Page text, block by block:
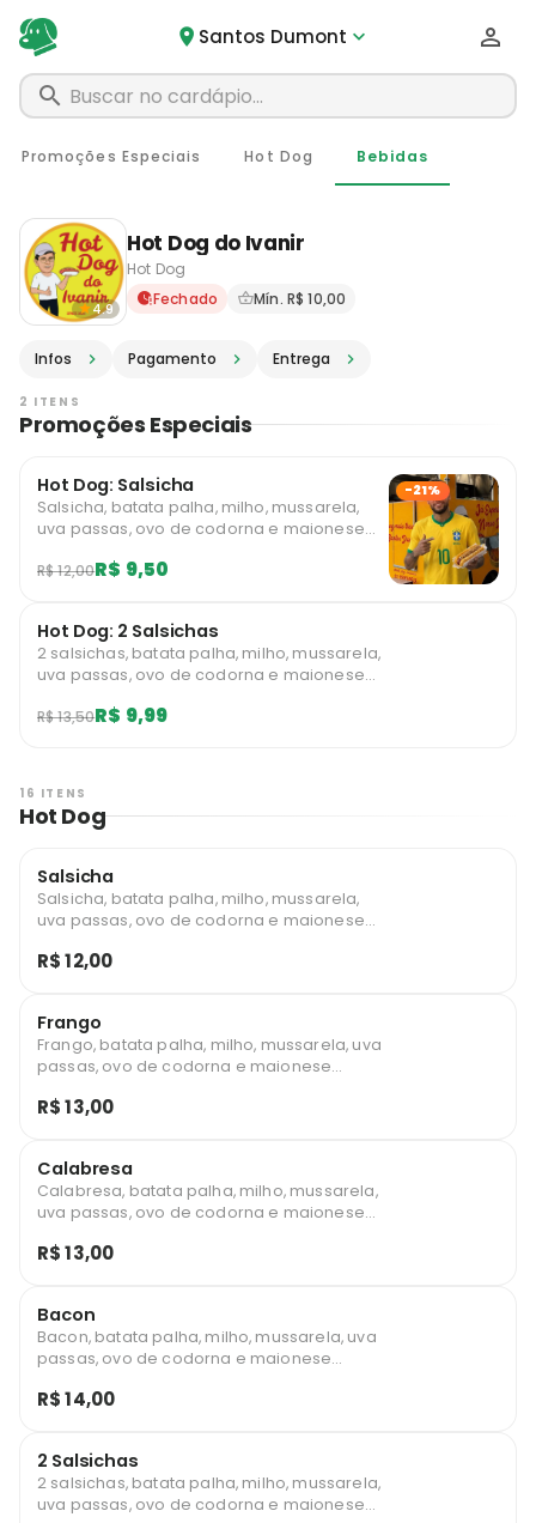
Santos Dumont
4.9
Hot Dog do Ivanir
Hot Dog
Delivery em Santos
Fechado Mín. R$ 10,00
Infos Pagamento Entrega
Promoções Especiais Hot Dog Bebidas
2 ITENS
Promoções Especiais
Hot Dog: Salsicha
Salsicha, batata palha, milho, mussarela,
uva passas, ovo de codorna e maionese
usuário.
R$ 12,00R$ 9,50
-21%
Hot Dog: 2 Salsichas
2 salsichas, batata palha, milho, mussarela,
uva passas, ovo de codorna e maionese
usuário.
R$ 13,50R$ 9,99
16 ITENS
Hot Dog
Salsicha
Salsicha, batata palha, milho, mussarela,
uva passas, ovo de codorna e maionese
R$ 12,00
Frango
Frango, batata palha, milho, mussarela, uva
passas, ovo de codorna e maionese
R$ 13,00
Calabresa
Calabresa, batata palha, milho, mussarela,
uva passas, ovo de codorna e maionese
R$ 13,00
Bacon
Bacon, batata palha, milho, mussarela, uva
passas, ovo de codorna e maionese
R$ 14,00
2 Salsichas
2 salsichas, batata palha, milho, mussarela,
uva passas, ovo de codorna e maionese